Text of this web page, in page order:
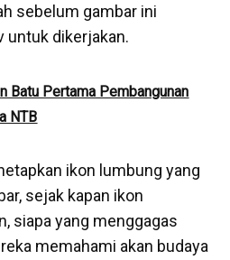
sebelum gambar ini
untuk dikerjakan.
Batu Pertama Pembangunan
NTB
ikon lumbung yang
sejak kapan ikon
siapa yang menggagas
memahami akan budaya